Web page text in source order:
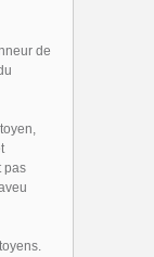
de
pas